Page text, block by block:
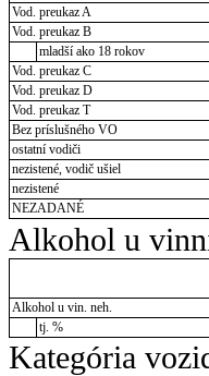
Vod. preukaz A
Vod. preukaz B
mladší ako 18 rokov
Vod. preukaz C
Vod. preukaz D
Vod. preukaz T
Bez príslušného VO
ostatní vodiči
nezistené, vodič ušiel
nezistené
NEZADANÉ
Alkohol u
Alkohol u vin. neh.
tj. %
Kategória